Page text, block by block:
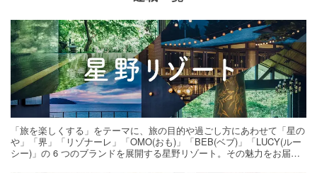
「旅を楽しくする」をテーマに、旅の目的や過ごし方にあわせて「星の
や」「界」「リゾナーレ」「OMO(おも)」「BEB(ベブ)」「LUCY(ルー
シー)」の 6 つのブランドを展開する星野リゾート。その魅力をお届け